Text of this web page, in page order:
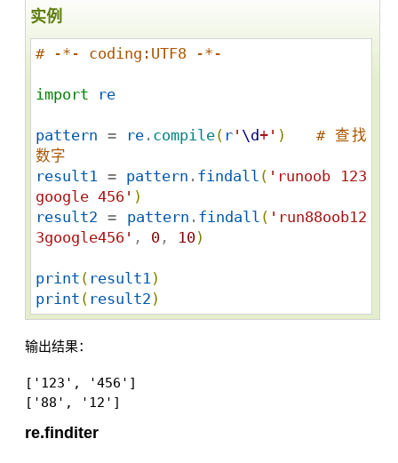
实例
# -*- coding:UTF8 -*-
import re
pattern = re . compile( r ' \d+ ' )
# 查找
数字
result1 = pattern . findall ( ' runoob 123
google 456 ' )
result2 = pattern . findall ( ' run88oob12
3google456 ' , 0 , 10)
print ( result1 )
print ( result2 )
输出结果：
['123', '456']
['88', '12']
re.finditer